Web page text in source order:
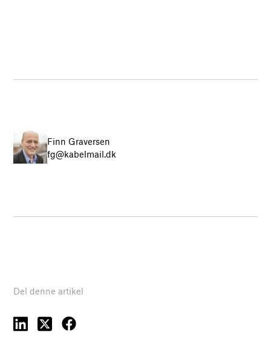
Finn Graversen
fg@kabelmail.dk
Del denne artikel